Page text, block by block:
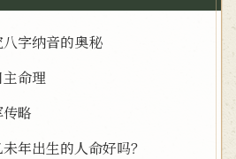
字纳音的奥秘
命理
略
年出生的人命好吗？